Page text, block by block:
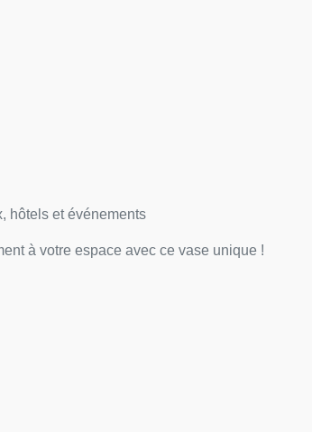
hôtels et événements
à votre espace avec ce vase unique !